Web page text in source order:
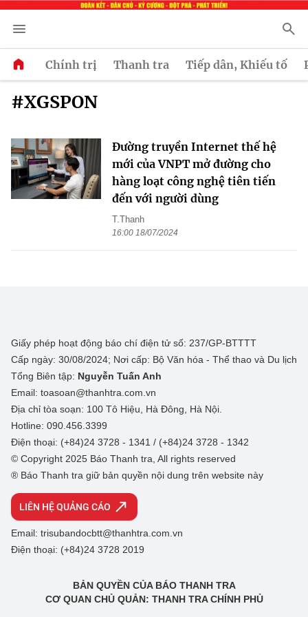
Chính trị Thanh tra Tiếp dân, Khiếu tố
#XGSPON
Đường truyền Internet thế hệ
mới của VNPT mở đường cho
hàng loạt công nghệ tiên tiến
đến với người dùng
T.Thanh
16:00 18/07/2024
Giấy phép hoạt động báo chí điện tử số: 237/GP-BTTTT
Cấp ngày: 30/08/2024; Nơi cấp: Bộ Văn hóa - Thể thao và Du lịch
Tổng Biên tập: Nguyễn Tuấn Anh
Email: toasoan@thanhtra.com.vn
Địa chỉ tòa soạn: 100 Tô Hiệu, Hà Đông, Hà Nội.
Hotline: 090.456.3399
Điện thoại: (+84)24 3728 - 1341 / (+84)24 3728 - 1342
© Copyright 2025 Báo Thanh tra, All rights reserved
® Báo Thanh tra giữ bản quyền nội dung trên website này
LIÊN HỆ QUẢNG CÁO
Email: trisubandocbtt@thanhtra.com.vn
Điện thoại: (+84)24 3728 2019
BẢN QUYỀN CỦA BÁO THANH TRA
CƠ QUAN CHỦ QUẢN: THANH TRA CHÍNH PHỦ